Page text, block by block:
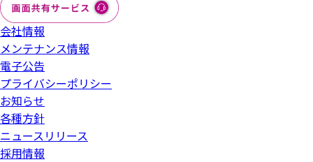
会社情報
メンテナンス情報
電子公告
プライバシーポリシー
お知らせ
各種方針
ニュースリリース
採用情報